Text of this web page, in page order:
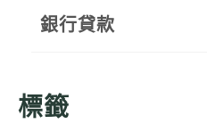
銀行貸款
標籤